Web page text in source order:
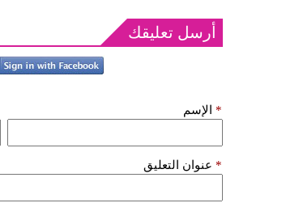
أرسل تعليقك
الإسم *
عنوان التعليق *